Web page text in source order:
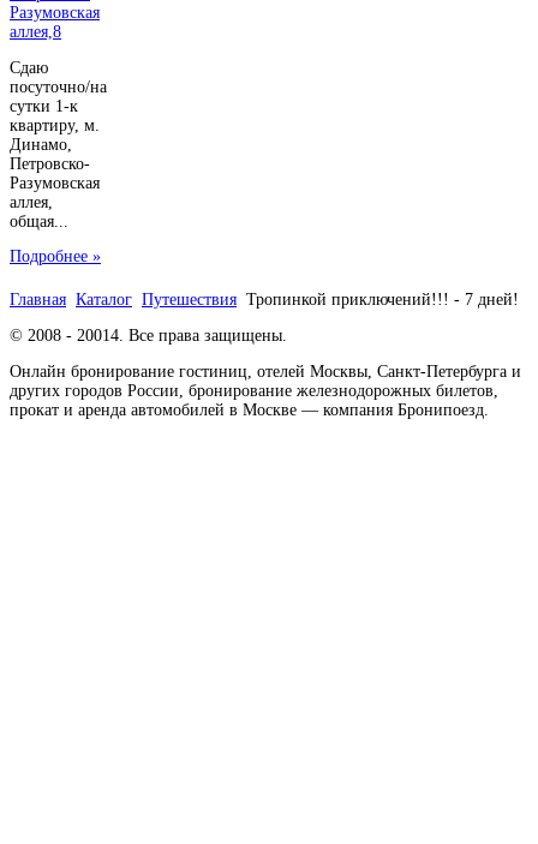
Сдаю
посуточно/на
сутки 1-к
квартиру, м.
Динамо,
Петровско-
Разумовская
аллея,
общая...
Подробнее »
Главная Каталог Путешествия Тропинкой приключений!!! - 7 дней!
© 2008 - 20014. Все права защищены.
Онлайн бронирование гостиниц, отелей Москвы, Санкт-Петербурга и
других городов России, бронирование железнодорожных билетов,
прокат и аренда автомобилей в Москве — компания Бронипоезд.